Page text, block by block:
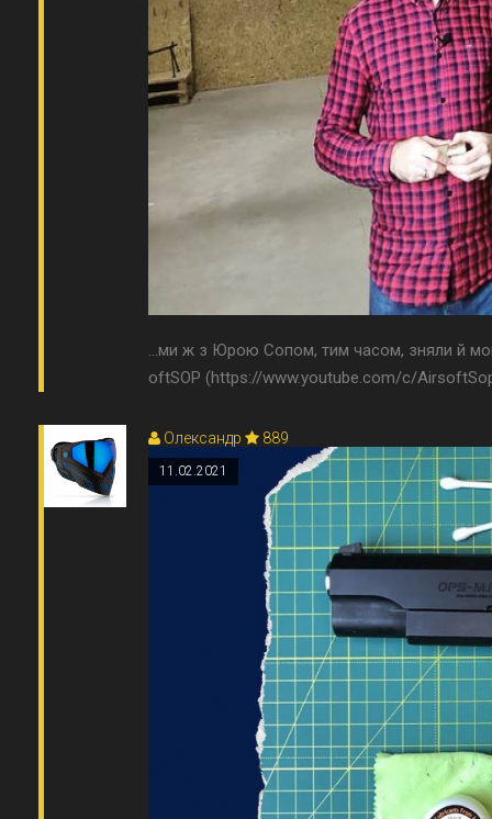
...ми ж з Юрою Сопом, тим часом, зняли й
oftSOP (https://www.youtube.com/c/
Олександр 889
11.02.2021